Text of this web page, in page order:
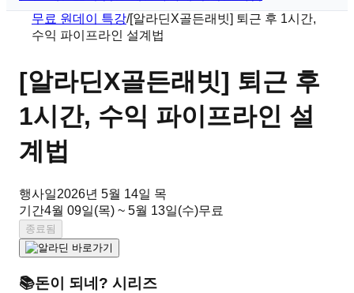
무료 원데이 특강/[알라딘X골든래빗] 퇴근 후 1시간,
수익 파이프라인 설계법
[알라딘X골든래빗] 퇴근 후
1시간, 수익 파이프라인 설
계법
행사일2026년 5월 14일 목
기간4월 09일(목) ~ 5월 13일(수)무료
종료됨
📚돈이 되네? 시리즈